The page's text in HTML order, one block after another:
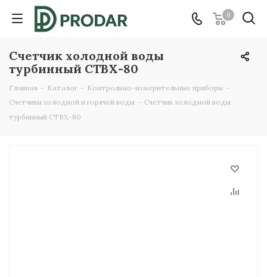
0
Счетчик холодной воды
турбинный СТВХ-80
Главная - Каталог - Контрольно-измерительные приборы -
Счетчики холодной и горячей воды - Счетчик холодной воды
турбинный СТВХ-80